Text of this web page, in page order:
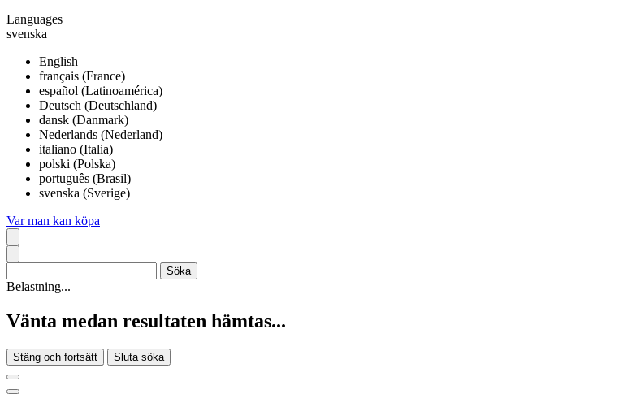
Languages
svenska
English
français (France)
español (Latinoamérica)
Deutsch (Deutschland)
dansk (Danmark)
Nederlands (Nederland)
italiano (Italia)
polski (Polska)
português (Brasil)
svenska (Sverige)
Var man kan köpa
Belastning...
Vänta medan resultaten hämtas...
Stäng och fortsätt Sluta söka